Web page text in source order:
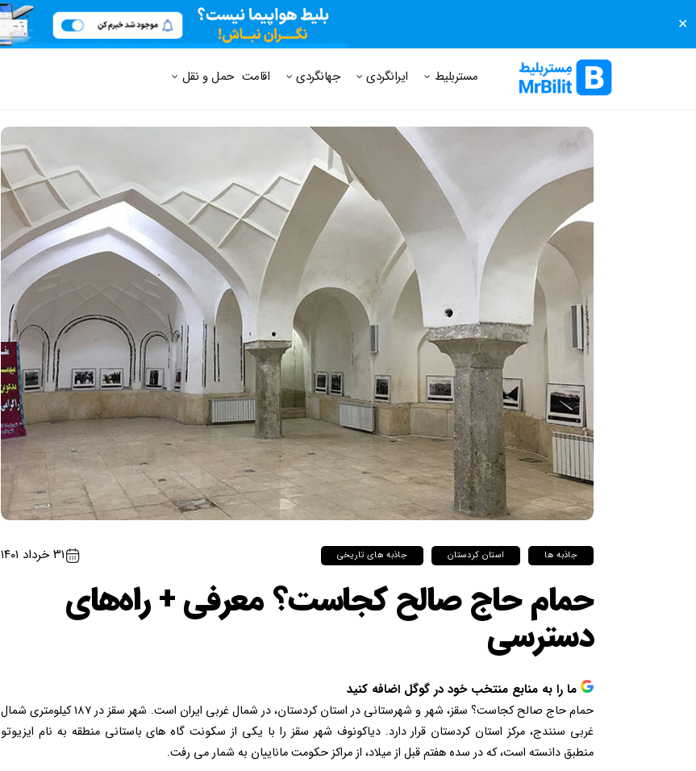
✕
مستر بلیط مجله مستر بلیط پرسش های متداول
مستربلیط ایرانگردی جهانگردی اقامت حمل و نقل
جاذبه ها استان کردستان جاذبه های تاریخی ۳۱ خرداد ۱۴۰۱
حمام حاج صالح کجاست؟ معرفی + راه‌های
دسترسی
ما را به منابع منتخب خود در گوگل اضافه کنید
حمام حاج صالح کجاست؟ سقز، شهر و شهرستانی در استان کردستان، در شمال غربی ایران است. شهر سقز در ۱۸۷ کیلومتری شمال
غربی سنندج، مرکز استان کردستان قرار دارد. دیاکونوف شهر سقز را با یکی از سکونت گاه های باستانی منطقه به نام ایزیوتو
منطبق دانسته است، که در سده هفتم قبل از میلاد، از مراکز حکومت ماناییان به شمار می رفت.